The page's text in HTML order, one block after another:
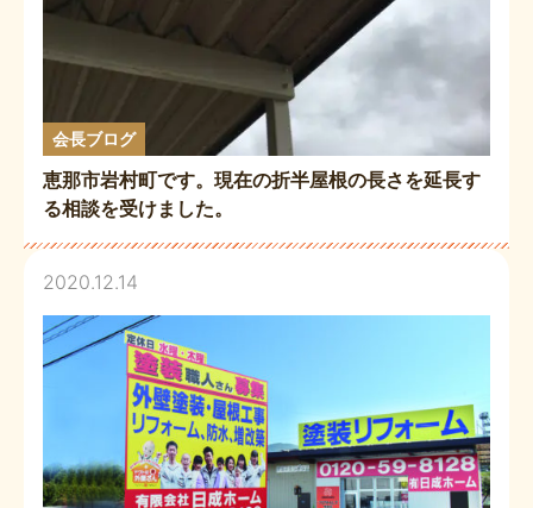
会長ブログ
恵那市岩村町です。現在の折半屋根の長さを延長す
る相談を受けました。
2020.12.14